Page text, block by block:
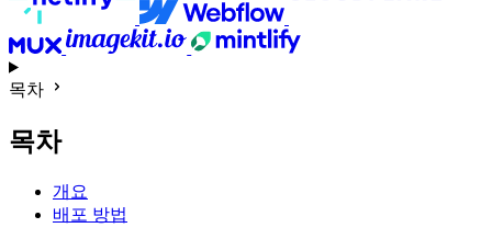
목차
목차
개요
배포 방법